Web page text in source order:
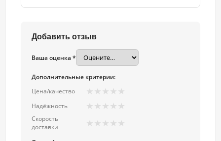
Добавить отзыв
Ваша оценка *
Дополнительные критерии:
Цена/качество
★ ★ ★ ★ ★
Надёжность ★ ★ ★ ★ ★
Скорость
доставки
★ ★ ★ ★ ★